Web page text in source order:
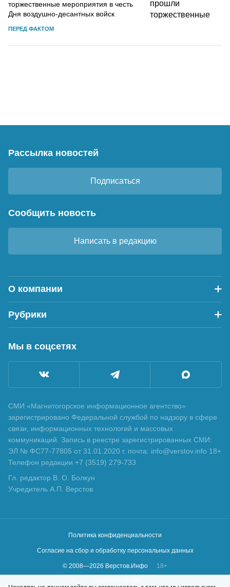
торжественные мероприятия в честь
Дня воздушно-десантных войск
ПЕРЕД ФАКТОМ
Рассылка новостей
Подписаться
Сообщить новость
Написать в редакцию
О компании
Рубрики
Мы в соцсетях
СМИ «Магнитогорское информационное агентство»
зарегистрировано Федеральной службой по надзору в сфере
связи, информационных технологий и массовых
коммуникаций. Запись в реестре зарегистрированных СМИ:
ЭЛ № ФС77-77805 от 31.01.2020 г. почта: info@verstov.info 18+
Телефон редакции +7 (3519) 279-733
Гл. редактор В. О. Болкун
Учредитель А.П. Верстов
Политика конфиденциальности
Согласие на сбор и обработку персональных данных
© 2008—2026 Верстов.Инфо
18+